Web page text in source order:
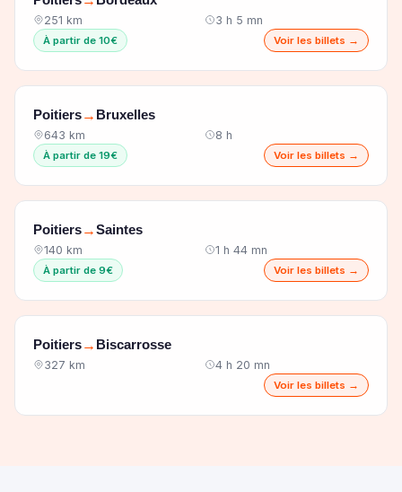
251 km 3 h 5 mn
À partir de 10€ Voir les billets →
Poitiers→ Bruxelles
643 km 8 h
À partir de 19€ Voir les billets →
Poitiers→Saintes
140 km 1 h 44 mn
À partir de 9€ Voir les billets →
Poitiers→ Biscarrosse
327 km 4 h 20 mn
Voir les billets →